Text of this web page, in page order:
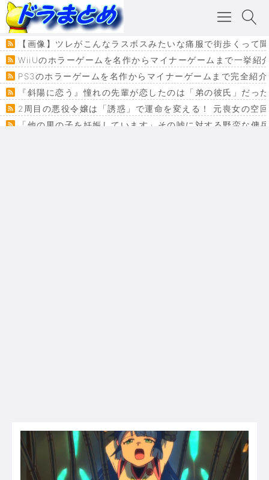
【画像】ツレがこんなラスボスみたいな痛服で街歩くって
WiiUのホラーゲームを名作からマイナーゲームまで一挙紹
PS3のホラーゲームを名作からマイナーゲームまで完全紹
『斜陽に恋う』憧れの先輩が恋したのは「弟の彼氏」だっ
2周目の悪役令嬢は「誘惑」で運命を変える！ 元喪女の空
「他の男の子を妊娠しています」その嘘に対する野蛮な